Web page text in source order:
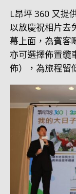
L昂坪 360 又提
以放慶祝相片去
幕上面，為賓客
亦可選擇佈置纜
佈），為旅程留